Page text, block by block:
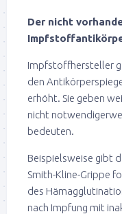
Der nicht
Impfstoffhersteller
den
erhöht. Sie geben
nicht
bedeuten.
Beispielsweise gibt
Smith-Kline-Grippe
des
nach Impfung mit